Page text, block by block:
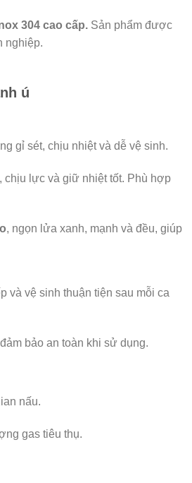
304 cao cấp. Sản phẩm được
nghiệp.
ú
gỉ sét, chịu nhiệt và dễ vệ sinh.
chịu lực và giữ nhiệt tốt. Phù hợp
, ngọn lửa xanh, mạnh và đều, giúp
và vệ sinh thuận tiện sau mỗi ca
bảo an toàn khi sử dụng.
nấu.
gas tiêu thụ.